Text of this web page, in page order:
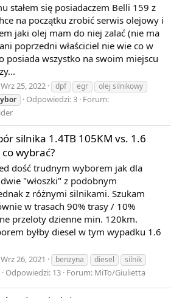
stałem się posiadaczem Belli 159 z
na początku zrobić serwis olejowy i
jaki olej mam do niej zalać (nie ma
poprzedni właściciel nie wie co w
posiada wszystko na swoim miejscu
Wrz 25, 2022 dpf egr
olej silnikowy
Odpowiedzi: 3 Forum:
silnika 1.4TB 105KM vs. 1.6
wybrać?
dość trudnym wyborem jak dla
"włoszki" z podobnym
z różnymi silnikami. Szukam
w trasach 90% trasy / 10%
przeloty dzienne min. 120km.
byłby diesel w tym wypadku 1.6
Wrz 26, 2021 benzyna diesel
silnik
Odpowiedzi: 13 Forum: MiTo/Giulietta